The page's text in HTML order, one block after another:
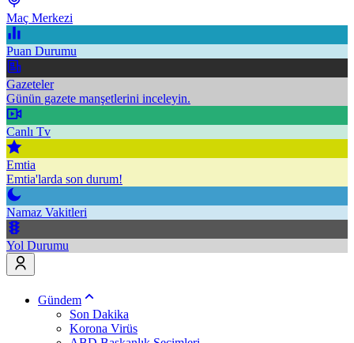
Maç Merkezi
Puan Durumu
Gazeteler
Günün gazete manşetlerini inceleyin.
Canlı Tv
Emtia
Emtia'larda son durum!
Namaz Vakitleri
Yol Durumu
Gündem
Son Dakika
Korona Virüs